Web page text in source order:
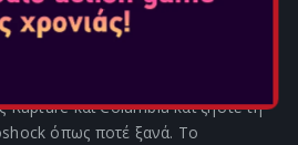
τους τρεις
Bioshock remastered για
Rapture και Columbia και ζήστε τη
όπως ποτέ ξανά. Το